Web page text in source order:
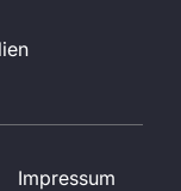
Impressum